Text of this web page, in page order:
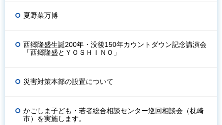
夏野菜万博
西郷隆盛生誕200年・没後150年カウントダウン記念講演会
「西郷隆盛とＹＯＳＨＩＮＯ」
災害対策本部の設置について
かごしま子ども・若者総合相談センター巡回相談会（枕崎
市）を実施します。